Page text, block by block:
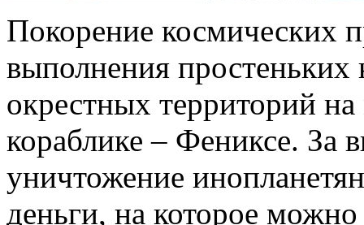
Покорение космических
выполнения простеньких
окрестных территорий
кораблике – Фениксе. За
уничтожение
деньги, на которое